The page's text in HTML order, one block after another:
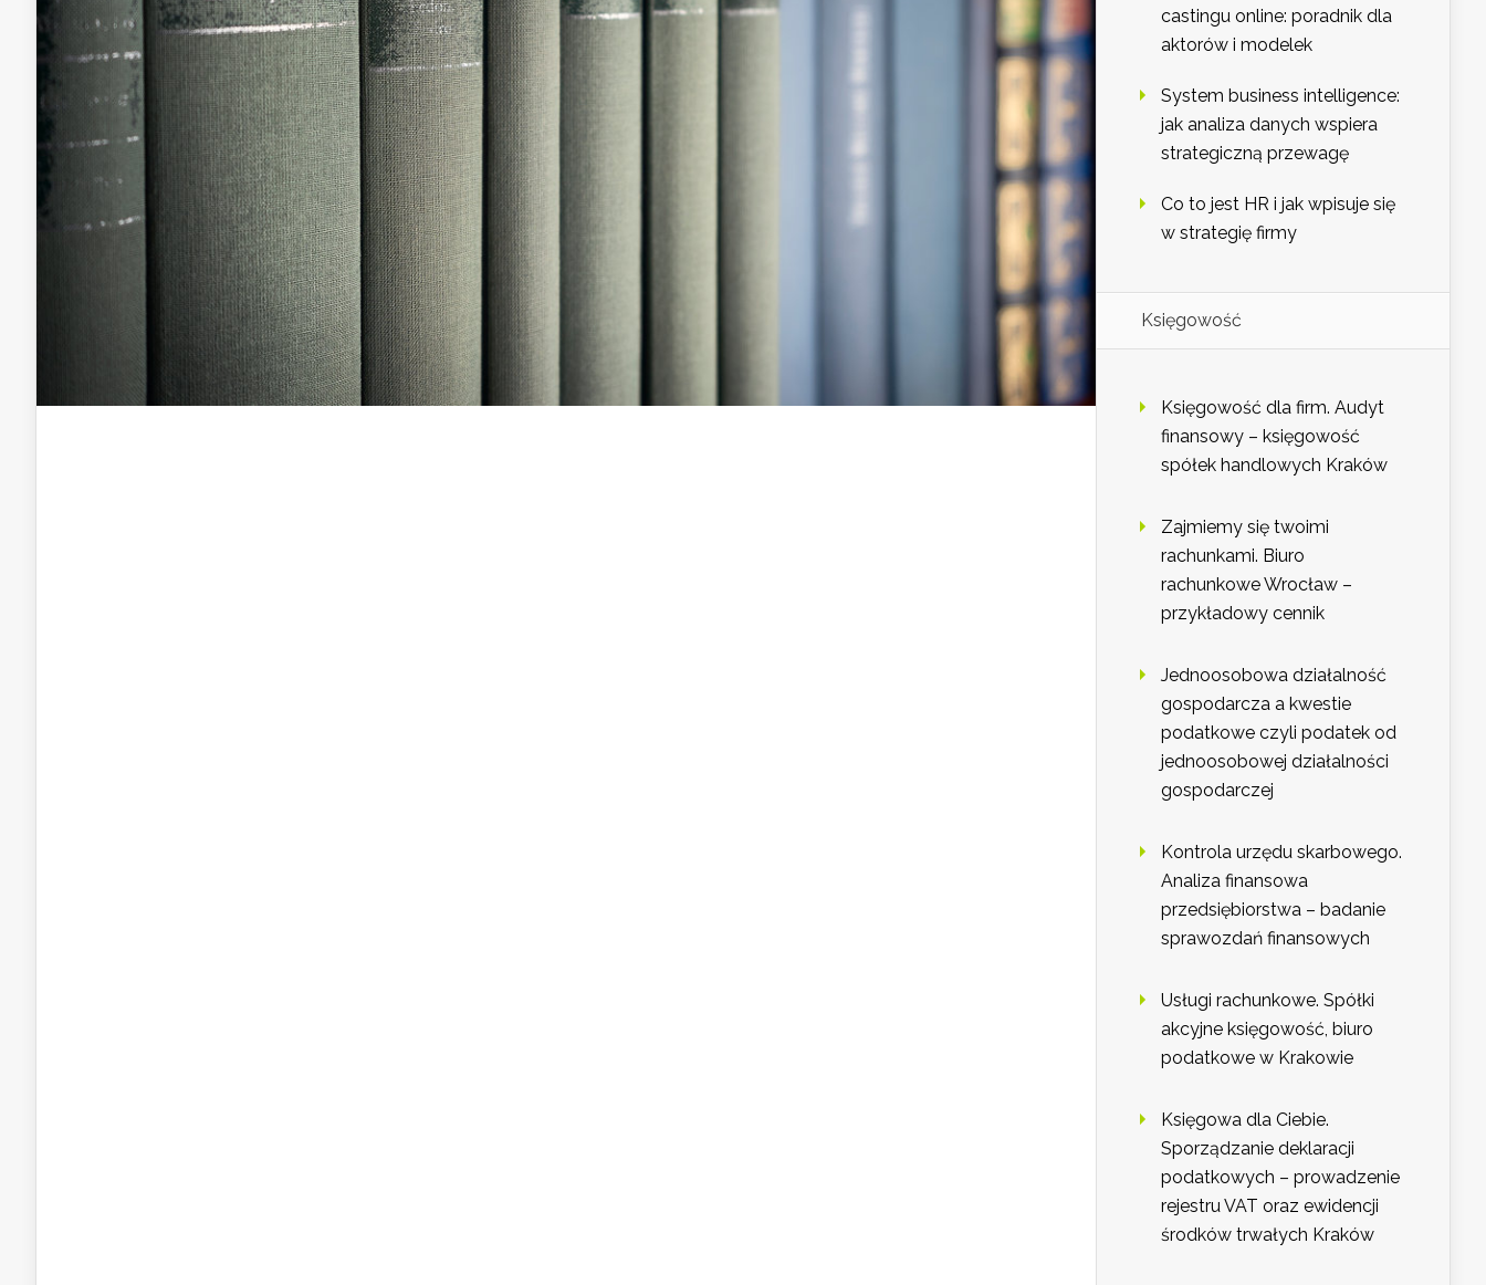
castingu online: poradnik dla
aktorów i modelek
System business intelligence:
jak analiza danych wspiera
strategiczną przewagę
Co to jest HR i jak wpisuje się
w strategię firmy
Księgowość
Księgowość dla firm. Audyt
finansowy – księgowość
spółek handlowych Kraków
Zajmiemy się twoimi
rachunkami. Biuro
rachunkowe Wrocław –
przykładowy cennik
Jednoosobowa działalność
gospodarcza a kwestie
podatkowe czyli podatek od
jednoosobowej działalności
gospodarczej
Kontrola urzędu skarbowego.
Analiza finansowa
przedsiębiorstwa – badanie
sprawozdań finansowych
Usługi rachunkowe. Spółki
akcyjne księgowość, biuro
podatkowe w Krakowie
Księgowa dla Ciebie.
Sporządzanie deklaracji
podatkowych – prowadzenie
rejestru VAT oraz ewidencji
środków trwałych Kraków